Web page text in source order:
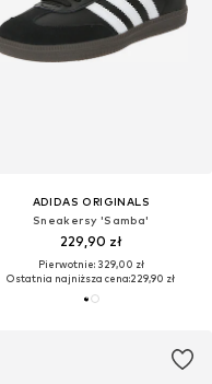
ADIDAS ORIGINALS
Sneakersy 'Samba'
229,90 zł
Pierwotnie: 329,00 zł
Ostatnia najniższa cena:229,90 zł